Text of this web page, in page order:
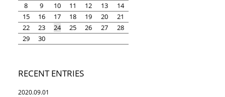
8
9 10 11 12 13
14
15
16 17 18 19 20
21
22
23 24 25 26 27
28
29
30
RECENT ENTRIES
2020.09.01